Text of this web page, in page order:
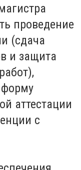
проведение
(сдача
и защита
аттестации
с